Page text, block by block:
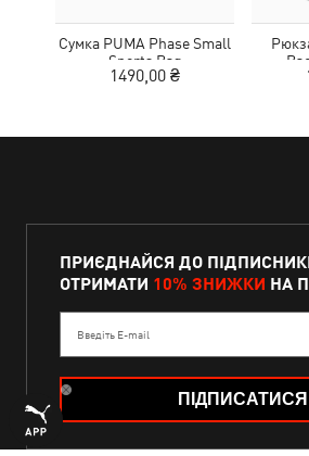
Сумка PUMA Phase Small
Sports Bag
1490,00 ₴
ПРИЄДНАЙСЯ ДО
ОТРИМАТИ 10% ЗНИЖКИ НА
Введіть E-mail
ПІДПИСАТИСЯ